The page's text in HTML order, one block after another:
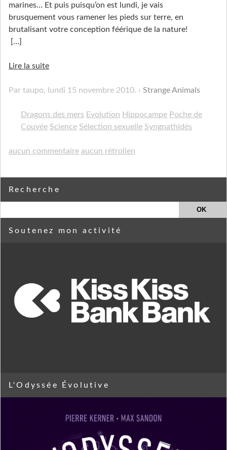
marines… Et puis puisqu’on est lundi, je vais
brusquement vous ramener les pieds sur terre, en
brutalisant votre conception féérique de la nature!
[…]
Lire la suite
Par taupo, lundi 15 novembre 2010. Strange Animals
Dragons des mers Evolution Hippocampe Poche de
Couvée Science Sélection sexuelle Syngnathidés
aucun commentaire aucun rétrolien
Recherche
Soutenez mon activité
L'Odyssée Évolutive